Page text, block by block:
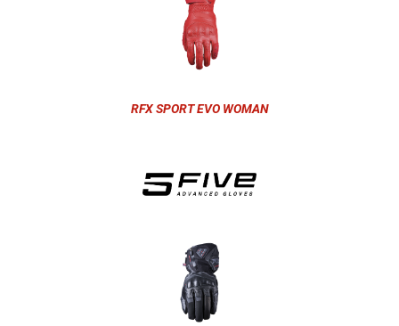
RFX SPORT EVO WOMAN